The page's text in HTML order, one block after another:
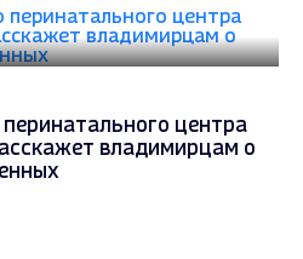
перинатального центра
владимирцам о